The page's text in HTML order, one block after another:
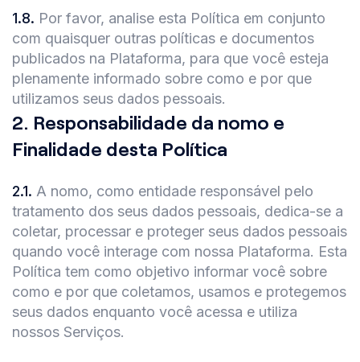
1.8. Por favor, analise esta Política em conjunto
com quaisquer outras políticas e documentos
publicados na Plataforma, para que você esteja
plenamente informado sobre como e por que
utilizamos seus dados pessoais.
2. Responsabilidade da nomo e
Finalidade desta Política
2.1. A nomo, como entidade responsável pelo
tratamento dos seus dados pessoais, dedica-se a
coletar, processar e proteger seus dados pessoais
quando você interage com nossa Plataforma. Esta
Política tem como objetivo informar você sobre
como e por que coletamos, usamos e protegemos
seus dados enquanto você acessa e utiliza
nossos Serviços.